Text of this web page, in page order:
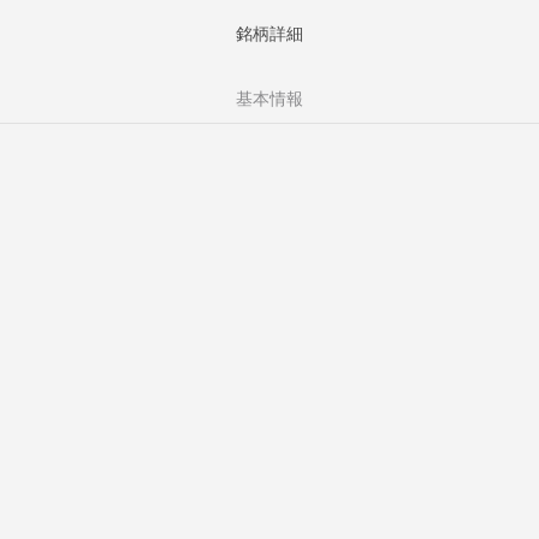
銘柄詳細
基本情報